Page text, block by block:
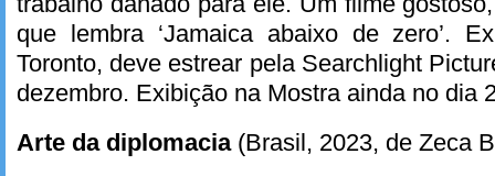
que lembra ‘Jamaica abaixo de zero’.
Toronto, deve estrear pela Searchlight
dezembro. Exibição na Mostra ainda no dia
Arte da diplomacia (Brasil, 2023, de Zeca